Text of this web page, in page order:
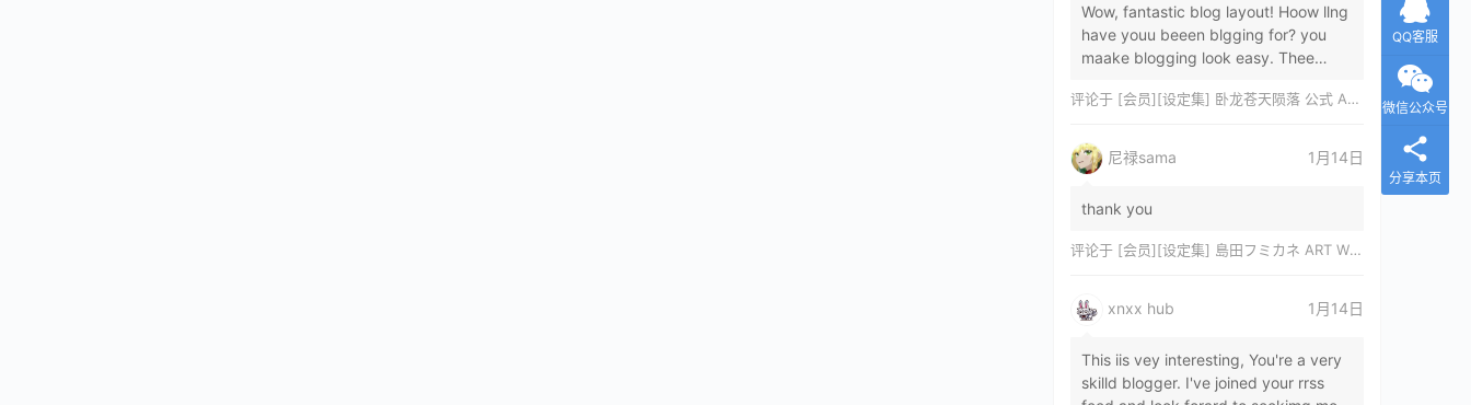
Wow, fantastic blog layout! Hoow llng
have youu beeen blgging for? you
maake blogging look easy. Thee
magnificent, let…
评论于 [会员][设定集] 卧龙苍天陨落 公式 ARTWORKS[DL]
尼禄sama 1月14日
thank you
评论于 [会员][设定集] 島田フミカネ ART WORKS EXTRA Luminous Witches[DL]
xnxx hub 1月14日
This iis vey interesting, You're a very
skilld blogger. I've joined your rrss
QQ客服
微信公众号
分享本页